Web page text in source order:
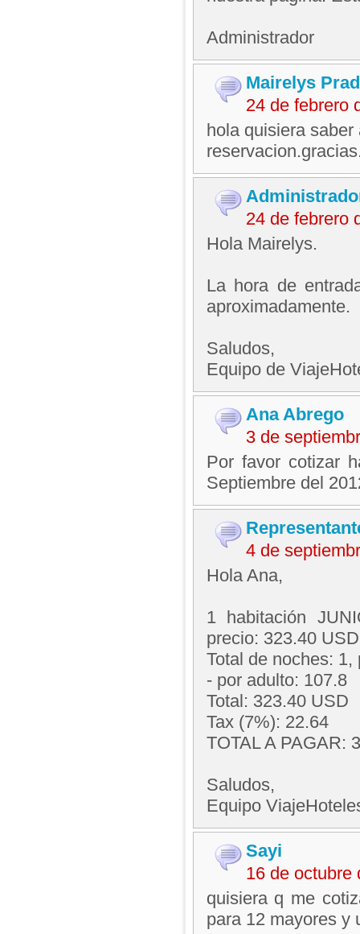
Administrador
Mairelys
24 de febrero
hola quisiera
24 de febrero
Hola Mairelys.
La hora de
aproximadamente.
Saludos,
Equipo de
Ana Abrego
3 de
Por favor cotizar
Septiembre del
4 de
Hola Ana,
1 habitación
precio: 323.40 USD
Total de noches:
- por adulto: 107.8
Total: 323.40 USD
Tax (7%): 22.64
TOTAL A PAGAR:
Saludos,
Equipo
Sayi
16 de octubre
quisiera q me
para 12 mayores y